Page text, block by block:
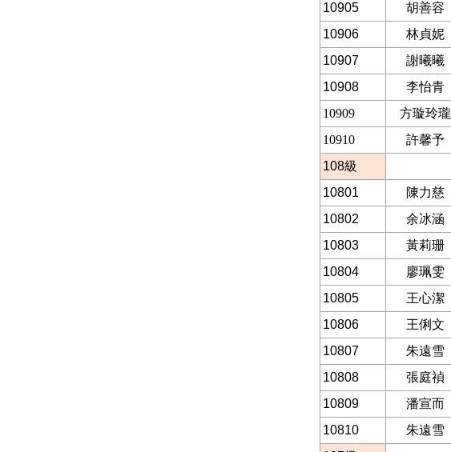
10905
胡善容
10906
林貞妮
10907
謝曦曦
10908
李怡青
10909
方璇玲瓏
10910
許馨予
108級
10801
陳力慈
10802
余冰涵
10803
黃莉珊
10804
廖珮雯
10805
王心潔
10806
王俐文
10807
朱遠雪
10808
張庭禎
10809
潘宣而
10810
朱遠雪